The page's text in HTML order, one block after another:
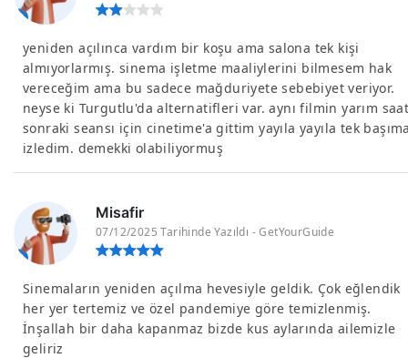
yeniden açılınca vardım bir koşu ama salona tek kişi
almıyorlarmış. sinema işletme maaliylerini bilmesem hak
vereceğim ama bu sadece mağduriyete sebebiyet veriyor.
neyse ki Turgutlu'da alternatifleri var. aynı filmin yarım
sonraki seansı için cinetime'a gittim yayıla yayıla tek
izledim. demekki olabiliyormuş
Misafir
07/12/2025 Tarihinde Yazıldı - GetYourGuide
Sinemaların yeniden açılma hevesiyle geldik. Çok eğlendik
her yer tertemiz ve özel pandemiye göre temizlenmiş.
İnşallah bir daha kapanmaz bizde kus aylarında ailemizle
geliriz